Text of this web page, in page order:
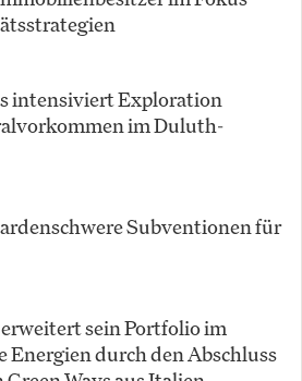
intensiviert Exploration
im Duluth-
Subventionen für
sein Portfolio im
Energien durch den Abschluss